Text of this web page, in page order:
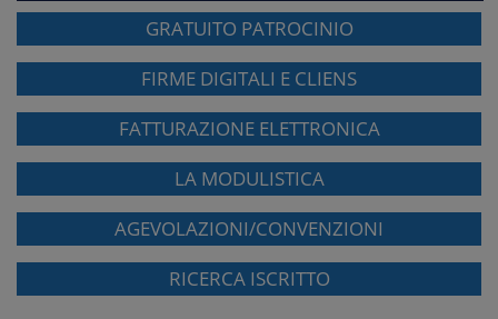
GRATUITO PATROCINIO
FIRME DIGITALI E CLIENS
FATTURAZIONE ELETTRONICA
LA MODULISTICA
AGEVOLAZIONI/CONVENZIONI
RICERCA ISCRITTO